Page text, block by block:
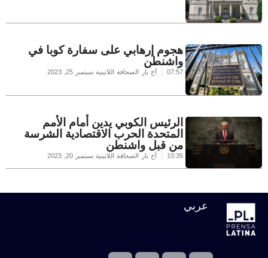
هجوم إرهابي على سفارة كوبا في
واشنطن
07:57 أخ بار الصحافة اللاتينية سبتمبر 25, 2023
الرئيس الكوبي يدين أمام الأمم
المتحدة الحرب الاقتصادية الشرسة
من قبل واشنطن
10:35 أخ بار الصحافة اللاتينية سبتمبر 20, 2023
عربي